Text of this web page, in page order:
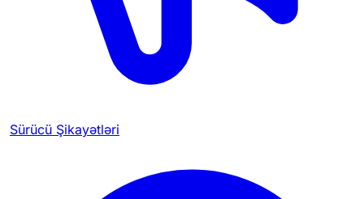
Sürücü Şikayətləri